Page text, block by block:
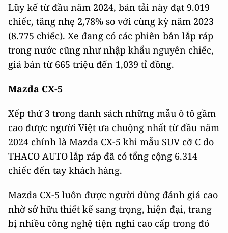
Lũy kế từ đầu năm 2024, bán tải này đạt 9.019
chiếc, tăng nhẹ 2,78% so với cùng kỳ năm 2023
(8.775 chiếc). Xe đang có các phiên bản lắp ráp
trong nước cũng như nhập khẩu nguyên chiếc,
giá bán từ 665 triệu đến 1,039 tỉ đồng.
Mazda CX-5
Xếp thứ 3 trong danh sách những mẫu ô tô gầm
cao được người Việt ưa chuộng nhất từ đầu năm
2024 chính là Mazda CX-5 khi mẫu SUV cỡ C do
THACO AUTO lắp ráp đã có tổng cộng 6.314
chiếc đến tay khách hàng.
Mazda CX-5 luôn được người dùng đánh giá cao
nhờ sở hữu thiết kế sang trọng, hiện đại, trang
bị nhiều công nghệ tiện nghi cao cấp trong đó